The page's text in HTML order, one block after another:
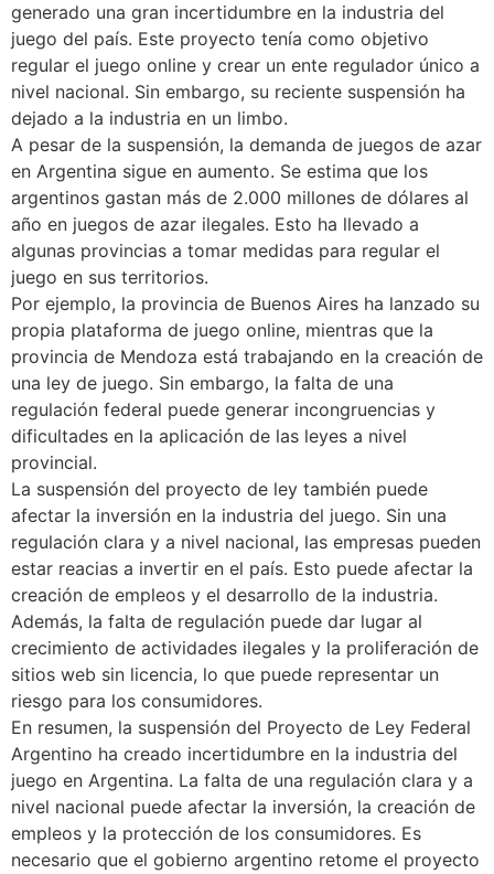
generado una gran incertidumbre en la industria del
juego del país. Este proyecto tenía como objetivo
regular el juego online y crear un ente regulador único a
nivel nacional. Sin embargo, su reciente suspensión ha
dejado a la industria en un limbo.
A pesar de la suspensión, la demanda de juegos de azar
en Argentina sigue en aumento. Se estima que los
argentinos gastan más de 2.000 millones de dólares al
año en juegos de azar ilegales. Esto ha llevado a
algunas provincias a tomar medidas para regular el
juego en sus territorios.
Por ejemplo, la provincia de Buenos Aires ha lanzado su
propia plataforma de juego online, mientras que la
provincia de Mendoza está trabajando en la creación de
una ley de juego. Sin embargo, la falta de una
regulación federal puede generar incongruencias y
dificultades en la aplicación de las leyes a nivel
provincial.
La suspensión del proyecto de ley también puede
afectar la inversión en la industria del juego. Sin una
regulación clara y a nivel nacional, las empresas pueden
estar reacias a invertir en el país. Esto puede afectar la
creación de empleos y el desarrollo de la industria.
Además, la falta de regulación puede dar lugar al
crecimiento de actividades ilegales y la proliferación de
sitios web sin licencia, lo que puede representar un
riesgo para los consumidores.
En resumen, la suspensión del Proyecto de Ley Federal
Argentino ha creado incertidumbre en la industria del
juego en Argentina. La falta de una regulación clara y a
nivel nacional puede afectar la inversión, la creación de
empleos y la protección de los consumidores. Es
necesario que el gobierno argentino retome el proyecto